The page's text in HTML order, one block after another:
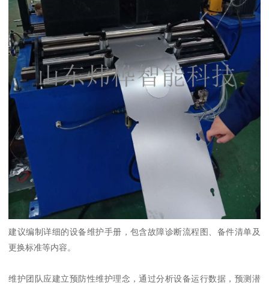
建议编制详细的设备维护手册，包含故障诊断流程图、备件清单及
更换标准等内容。
维护团队应建立预防性维护理念，通过分析设备运行数据，预测潜